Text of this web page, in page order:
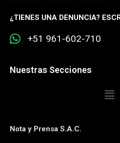
¿TIENES UNA DENUNCIA?
+51 961-602-710
Nuestras Secciones
Nota y Prensa S.A.C.